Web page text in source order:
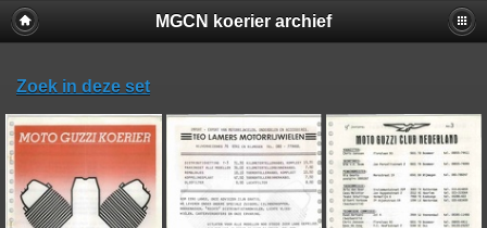
MGCN koerier archief
Zoek in deze set